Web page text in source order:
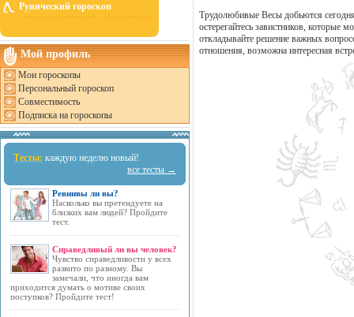
Рунический гороскоп
Мой профиль
Мои гороскопы
Персональный гороскоп
Совместимость
Подписка на гороскопы
Тесты: каждую неделю новый!
все тесты →
Ревнивы ли вы?
Насколько вы претендуете на
близких вам людей? Пройдите
тест.
Справедливый ли вы человек?
Чувство справедливости у всех
развито по разному. Вы
замечали, что иногда вам
приходится думать о мотиве своих
поступков? Пройдите тест!
Трудолюбивые Весы добьются
остерегайтесь завистников, которые
откладывайте решение важных
отношения, возможна интересная